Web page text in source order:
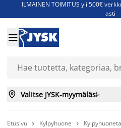
ILMAINEN TOIMITUS yli 500€
asti
Jenkkisänkyjä -

 Valitse JYSK-myymäläsi
Etusivu  Kylpyhuone 